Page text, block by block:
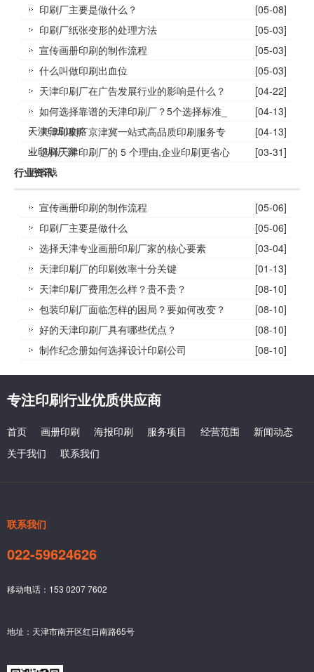
印刷厂主要是做什么？
[05-08]
印刷厂纸张变形的处理方法
[05-03]
宣传画册印刷的制作流程
[05-03]
什么叫做印刷出血位
[05-03]
天津印刷厂在广告发展行业的影响是什么？
[04-22]
如何选择靠谱的天津印刷厂？5个选择标准_
天津印刷攻略
[04-13]
天津印刷厂京津冀一站式高品质印刷服务专
业印刷厂家
[04-13]
选择天津印刷厂的 5 个理由,企业印刷更省心
更省钱
[03-31]
行业资讯
宣传画册印刷的制作流程
[05-06]
印刷厂主要是做什么
[05-06]
选择天津专业画册印刷厂家的核心要素
[03-04]
天津印刷厂的印刷效率十分关键
[01-13]
天津印刷厂费用怎么样？贵不贵？
[08-10]
包装印刷厂面临怎样的困局？要如何改变？
[08-10]
好的天津印刷厂具有哪些优点？
[08-10]
制作纪念册如何选择设计印刷公司
[08-10]
专注印刷行业优质供应商
首页 画册印刷 海报印刷 服务项目 经营范围
新闻动态
关于我们
联系我们
联系我们
022-59624626
移动电话：153 0207 7602
地址：天津市南开区红日南路65号